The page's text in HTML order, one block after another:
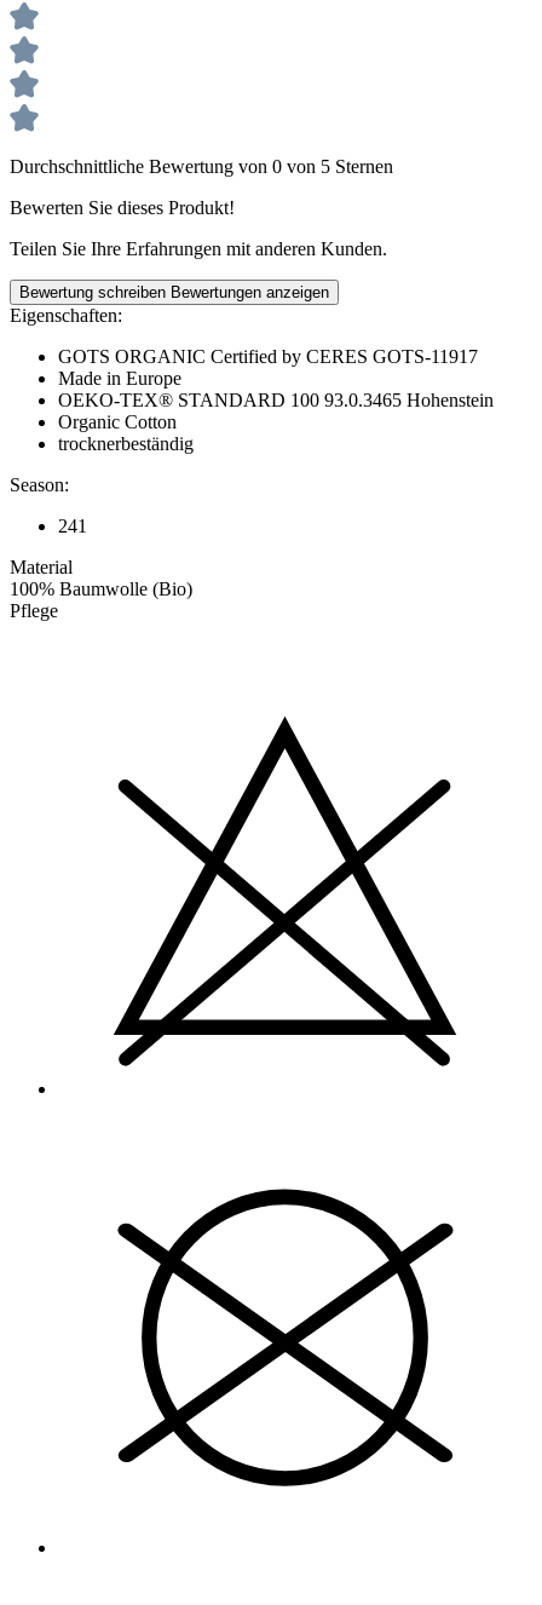
Durchschnittliche Bewertung von 0 von 5 Sternen
Bewerten Sie dieses Produkt!
Teilen Sie Ihre Erfahrungen mit anderen Kunden.
Bewertung schreiben Bewertungen anzeigen
Eigenschaften:
GOTS ORGANIC Certified by CERES GOTS-11917
Made in Europe
OEKO-TEX® STANDARD 100 93.0.3465 Hohenstein
Organic Cotton
trocknerbeständig
Season:
241
Material
100% Baumwolle (Bio)
Pflege